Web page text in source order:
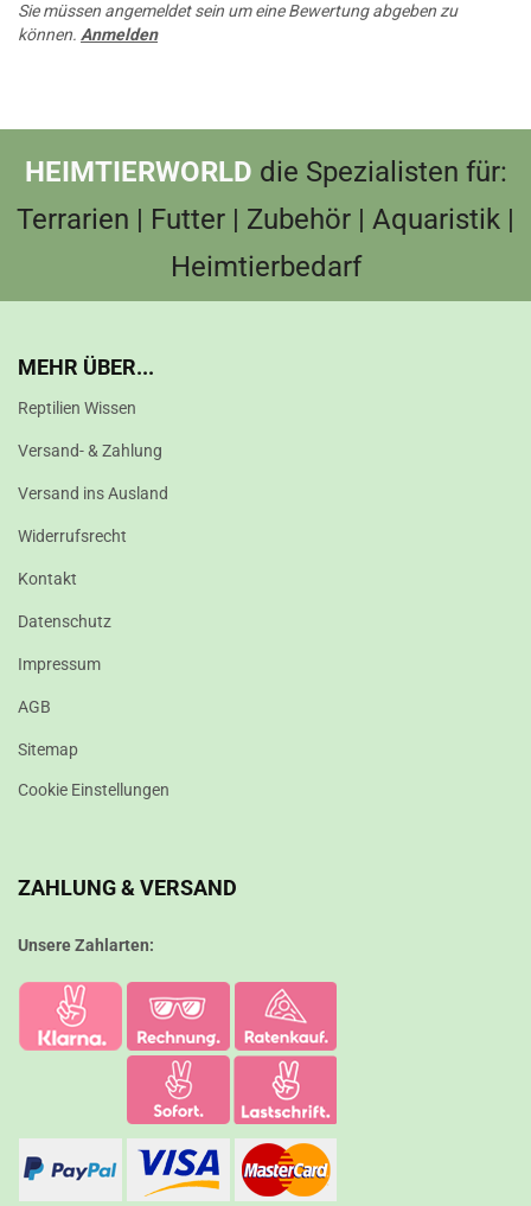
Sie müssen angemeldet sein um eine Bewertung abgeben zu
können. Anmelden
HEIMTIERWORLD die Spezialisten für:
Terrarien | Futter | Zubehör | Aquaristik |
Heimtierbedarf
MEHR ÜBER...
Reptilien Wissen
Versand- & Zahlung
Versand ins Ausland
Widerrufsrecht
Kontakt
Datenschutz
Impressum
AGB
Sitemap
Cookie Einstellungen
ZAHLUNG & VERSAND
Unsere Zahlarten: